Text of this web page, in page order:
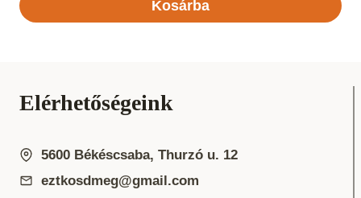
Kosárba
Elérhetőségeink
5600 Békéscsaba, Thurzó u. 12
eztkosdmeg@gmail.com